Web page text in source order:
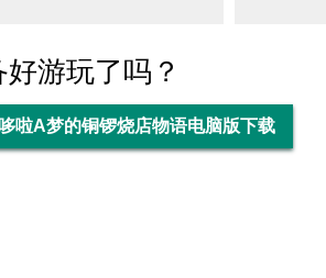
好游玩了吗？
哆啦A梦的铜锣烧店物语电脑版下载